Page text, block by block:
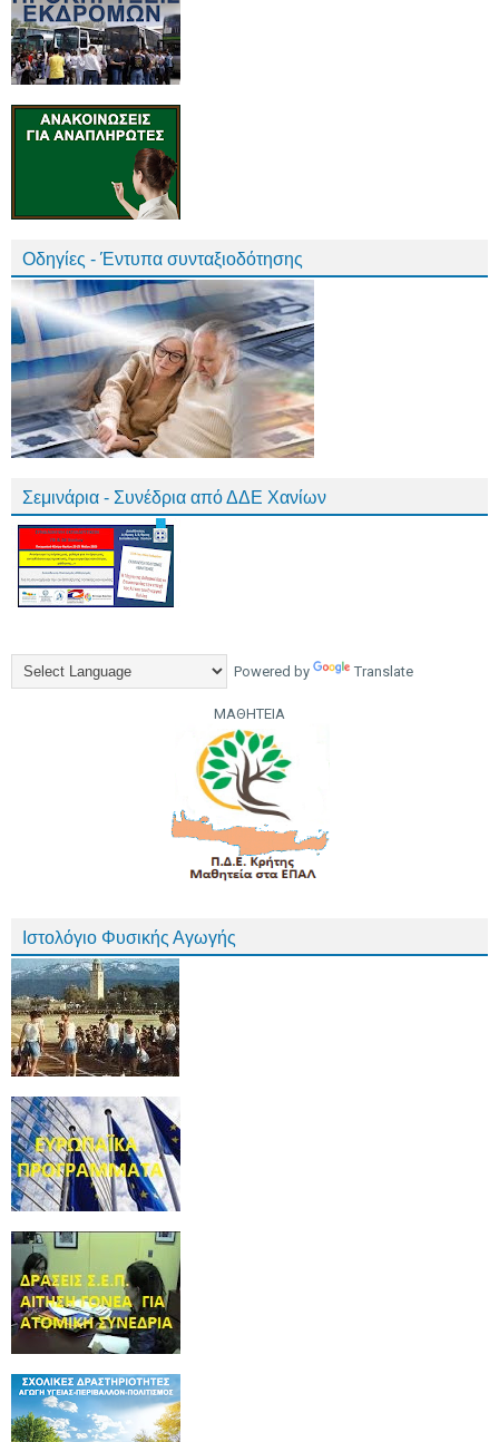
Οδηγίες - Έντυπα συνταξιοδότησης
Σεμινάρια - Συνέδρια από ΔΔΕ Χανίων
Powered by Translate
ΜΑΘΗΤΕΙΑ
Ιστολόγιο Φυσικής Αγωγής